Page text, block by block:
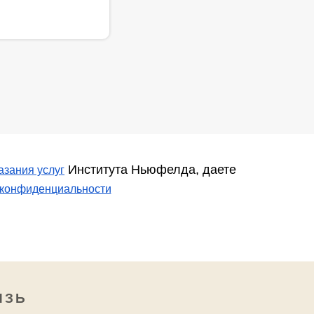
услуг Института Ньюфелда, даете